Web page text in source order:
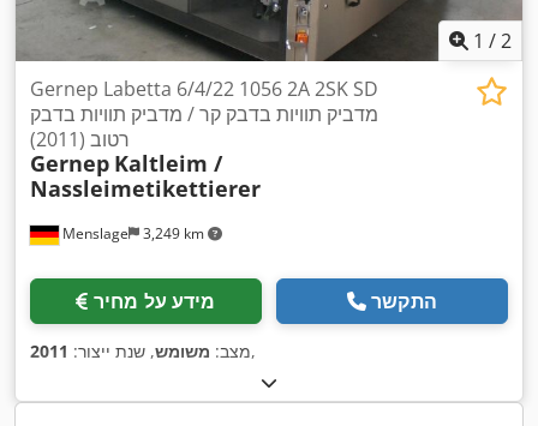
1 /2
Menslage 3,249 km
Gernep Labetta 6/4/22 1056 2A 2SK SD
מדביק תוויות בדבק קר / מדביק תוויות בדבק
רטוב (2011)
Gernep Kaltleim /
Nassleimetikettierer
מידע על מחיר התקשר
מצב: משומש, שנת ייצור: 2011 ,